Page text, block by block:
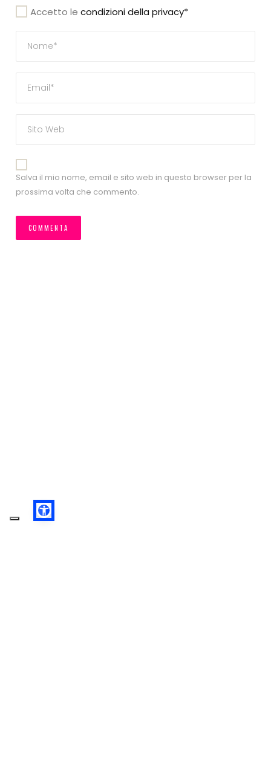
Accetto lecondizioni della privacy*
Salva il mio nome, email e sito web in questo browser per la
prossima volta che commento.